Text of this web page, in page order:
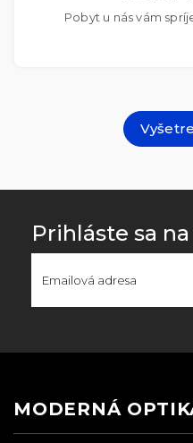
Pobyt u nás vám
Prihláste sa
MODERNÁ